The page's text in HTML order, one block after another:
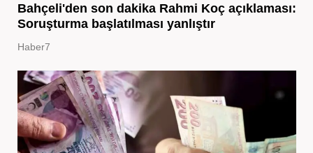
Bahçeli'den son dakika Rahmi Koç açıklaması:
Soruşturma başlatılması yanlıştır
Haber7